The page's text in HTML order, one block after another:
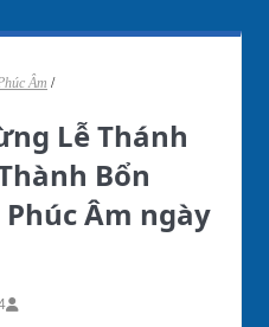
Âm /
Lễ Thánh
Bổn
Âm ngày